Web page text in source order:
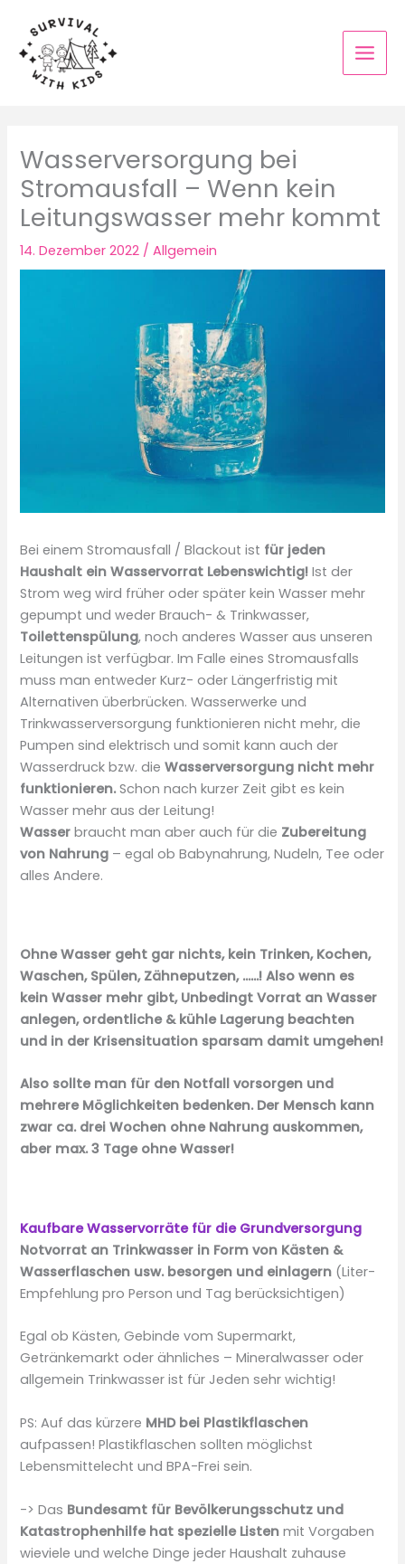
Inhalt
springen
Wasserversorgung bei
Stromausfall – Wenn kein
Leitungswasser mehr kommt
14. Dezember 2022 /Allgemein
Bei einem Stromausfall / Blackout ist für jeden
Haushalt ein Wasservorrat Lebenswichtig! Ist der
Strom weg wird früher oder später kein Wasser mehr
gepumpt und weder Brauch- & Trinkwasser,
Toilettenspülung, noch anderes Wasser aus unseren
Leitungen ist verfügbar. Im Falle eines Stromausfalls
muss man entweder Kurz- oder Längerfristig mit
Alternativen überbrücken. Wasserwerke und
Trinkwasserversorgung funktionieren nicht mehr, die
Pumpen sind elektrisch und somit kann auch der
Wasserdruck bzw. dieWasserversorgung nicht mehr
funktionieren.Schon nach kurzer Zeit gibt es kein
Wasser mehr aus der Leitung!
Wasser braucht man aber auch für die Zubereitung
von Nahrung – egal ob Babynahrung, Nudeln, Tee oder
alles Andere.
Ohne Wasser geht gar nichts, kein Trinken, Kochen,
Waschen, Spülen, Zähneputzen, ……! Also wenn es
kein Wasser mehr gibt, Unbedingt Vorrat an Wasser
anlegen, ordentliche & kühle Lagerung beachten
und in der Krisensituation sparsam damit umgehen!
Also sollte man für den Notfall vorsorgen und
mehrere Möglichkeiten bedenken. Der Mensch kann
zwar ca. drei Wochen ohne Nahrung auskommen,
aber max. 3 Tage ohne Wasser!
Kaufbare Wasservorräte für die Grundversorgung
Notvorrat an Trinkwasser in Form von Kästen &
Wasserflaschen usw. besorgen und einlagern (Liter-
Empfehlung pro Person und Tag berücksichtigen)
Egal ob Kästen, Gebinde vom Supermarkt,
Getränkemarkt oder ähnliches – Mineralwasser oder
allgemein Trinkwasser ist für Jeden sehr wichtig!
PS: Auf das kürzere MHD bei Plastikflaschen
aufpassen! Plastikflaschen sollten möglichst
Lebensmittelecht und BPA-Frei sein.
-> Das Bundesamt für Bevölkerungsschutz und
Katastrophenhilfe hat spezielle Listenmit Vorgaben
wieviele und welche Dinge jeder Haushalt zuhause